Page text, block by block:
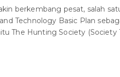
berkembang pesat, salah
Technology Basic Plan
The Hunting Society (Society